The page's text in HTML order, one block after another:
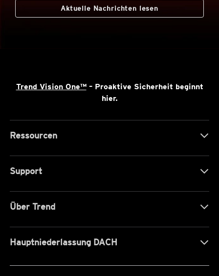
Aktuelle Nachrichten lesen
Trend Vision One™– Proaktive Sicherheit beginnt
hier.
Ressourcen
Support
Über Trend
Hauptniederlassung DACH